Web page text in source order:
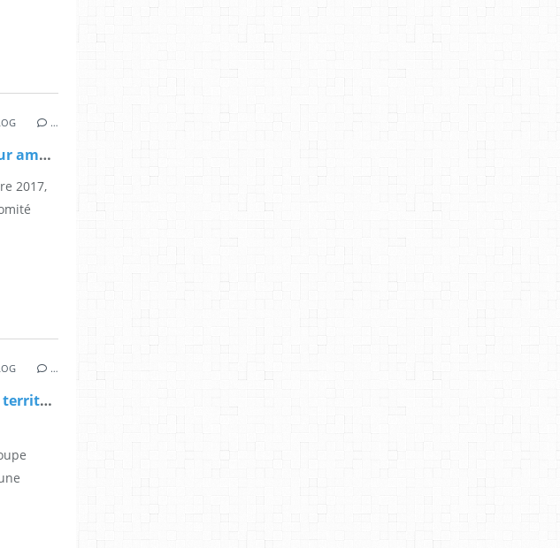
…
Un jeu sérieux en ligne pour aménager le village des athlètes
2017,
…
Comment réenchanter les territoires ? Quelques idées fortes en 8 minutes